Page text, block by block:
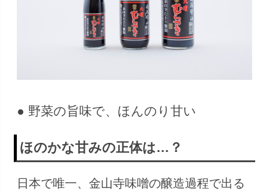
● 野菜の旨味で、ほんのり甘い
ほのかな甘みの正体は…？
日本で唯一、金山寺味噌の醸造過程で出る